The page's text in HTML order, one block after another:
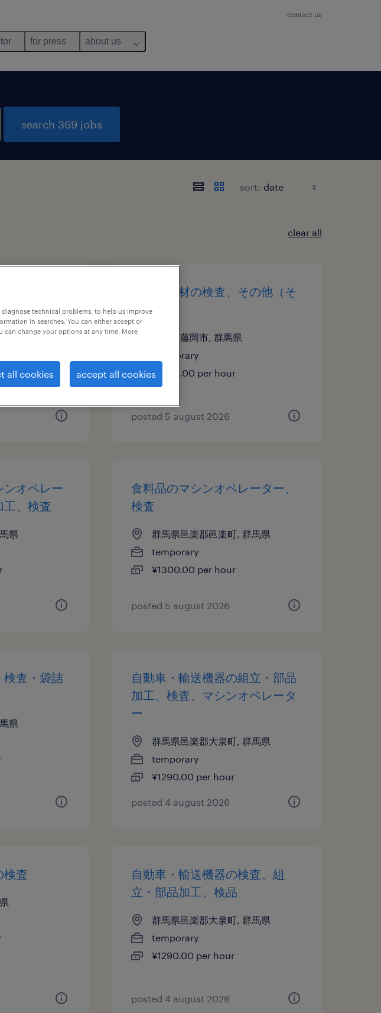
contact us
for press about us
search 369 jobs
sort:
clear all
・ピッキン
化学・素材の検査、その他（そ
の他）
群馬県藤岡市, 群馬県
temporary
¥1400.00 per hour
posted 5 august 2026
オペレー
工、検査
県
食料品のマシンオペレーター、
検査
群馬県邑楽郡邑楽町, 群馬県
temporary
¥1300.00 per hour
posted 5 august 2026
検査・袋詰
県
自動車・輸送機器の組立・部品
加工、検査、マシンオペレータ
ー
群馬県邑楽郡大泉町, 群馬県
temporary
¥1290.00 per hour
posted 4 august 2026
検査
自動車・輸送機器の検査、組
立・部品加工、検品
群馬県邑楽郡大泉町, 群馬県
temporary
¥1290.00 per hour
posted 4 august 2026
technical problems, to help us improve
in searches. You can either accept or
can change your options at any time. More
all cookies accept all cookies